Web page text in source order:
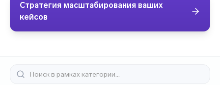
Стратегия масштабирования ваших
кейсов